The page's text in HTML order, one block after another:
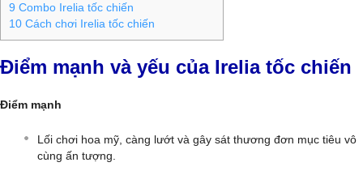
9 Combo Irelia tốc chiến
10 Cách chơi Irelia tốc chiến
Điểm mạnh và yếu của Irelia tốc chiến
Điểm mạnh
Lối chơi hoa mỹ, càng lướt và gây sát thương đơn mục tiêu vô
cùng ấn tượng.